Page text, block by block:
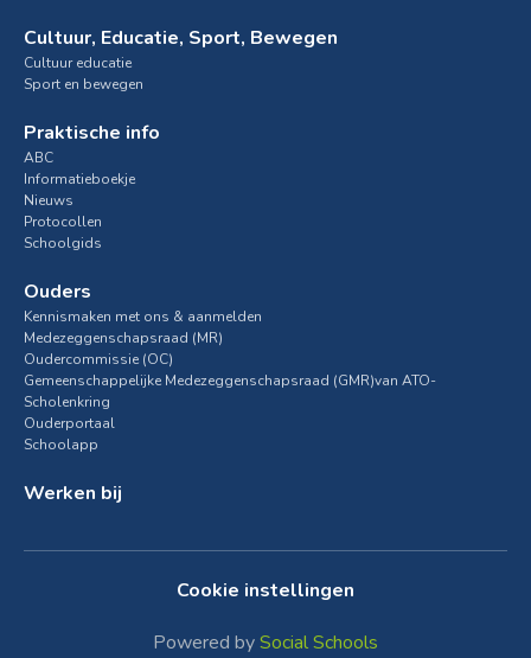
Cultuur, Educatie, Sport, Bewegen
Cultuur educatie
Sport en bewegen
Praktische info
ABC
Informatieboekje
Nieuws
Protocollen
Schoolgids
Ouders
Kennismaken met ons & aanmelden
Medezeggenschapsraad (MR)
Oudercommissie (OC)
Gemeenschappelijke Medezeggenschapsraad (GMR)van ATO-
Scholenkring
Ouderportaal
Schoolapp
Werken bij
Cookie instellingen
Powered bySocial Schools